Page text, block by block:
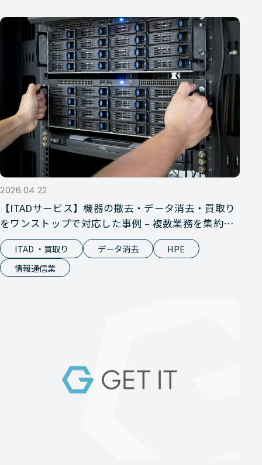
2026.04.22
【ITADサービス】機器の撤去・データ消去・買取り
をワンストップで対応した事例 – 複数業務を集約
し、コスト削減と窓口一本化を実現
ITAD ・買取り データ消去
HPE
情報通信業